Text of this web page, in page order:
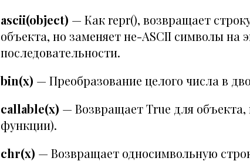
ascii(object) — Как repr(), возвращает
объекта, но заменяет не-ASCII символы на
последовательности.
bin(x) — Преобразование целого числа в
callable(x) — Возвращает True для
функции).
chr(x) — Возвращает односимвольную